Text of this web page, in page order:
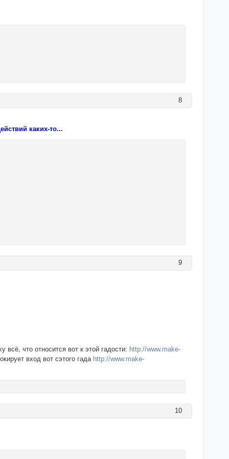
8
каких-то...
9
что относится вот к этой гадости: http://www.make-
вход вот сэтого гада http://www.make-
10